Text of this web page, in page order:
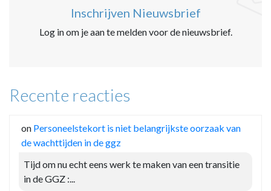
Inschrijven Nieuwsbrief
Log in om je aan te melden voor de nieuwsbrief.
Recente reacties
on Personeelstekort is niet belangrijkste oorzaak van
de wachttijden in de ggz
Tijd om nu echt eens werk te maken van een transitie
in de GGZ :...